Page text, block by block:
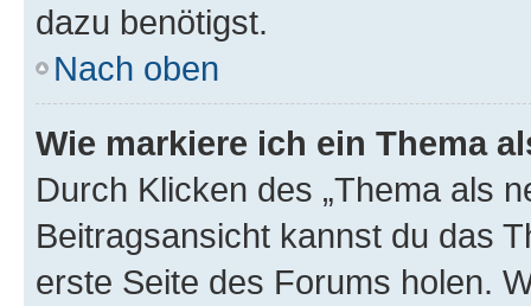
dazu benötigst.
Nach oben
Wie markiere ich ein Thema
Durch Klicken des „Thema als
Beitragsansicht kannst du das
erste Seite des Forums holen.